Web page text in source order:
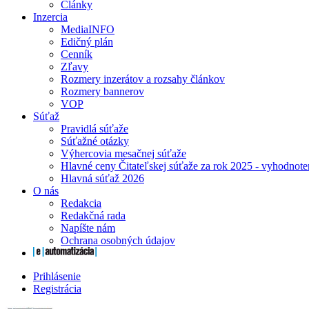
Články
Inzercia
MediaINFO
Edičný plán
Cenník
Zľavy
Rozmery inzerátov a rozsahy článkov
Rozmery bannerov
VOP
Súťaž
Pravidlá súťaže
Súťažné otázky
Výhercovia mesačnej súťaže
Hlavné ceny Čitateľskej súťaže za rok 2025 -
Hlavná súťaž 2026
O nás
Redakcia
Redakčná rada
Napíšte nám
Ochrana osobných údajov
Prihlásenie
Registrácia